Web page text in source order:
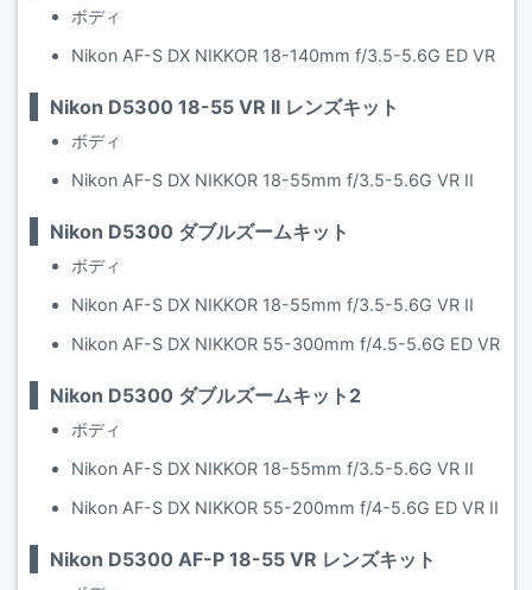
ボディ
Nikon AF-S DX NIKKOR 18-140mm f/3.5-5.6G ED VR
Nikon D5300 18-55 VR II レンズキット
ボディ
Nikon AF-S DX NIKKOR 18-55mm f/3.5-5.6G VR II
Nikon D5300 ダブルズームキット
ボディ
Nikon AF-S DX NIKKOR 18-55mm f/3.5-5.6G VR II
Nikon AF-S DX NIKKOR 55-300mm f/4.5-5.6G ED VR
Nikon D5300 ダブルズームキット2
ボディ
Nikon AF-S DX NIKKOR 18-55mm f/3.5-5.6G VR II
Nikon AF-S DX NIKKOR 55-200mm f/4-5.6G ED VR II
Nikon D5300 AF-P 18-55 VR レンズキット